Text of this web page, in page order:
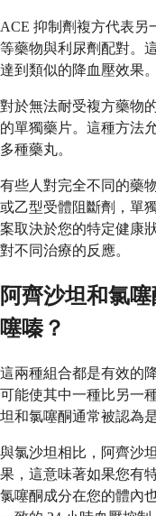
ACE 抑制劑複方代表另
等藥物與利尿劑配對。
達到類似的降血壓效果。
對於無法耐受複方藥物
的單獨藥片。這種方法
多種藥丸。
有些人對完全不同的藥
或乙型受體阻斷劑，單
案取決於您的特定健康
對不同治療的反應。
阿齊沙坦和氯
噻嗪？
這兩種組合都是有效的
可能使其中一種比另一
坦和氯噻酮通常被認為
與氯沙坦相比，阿齊沙
果，這意味著如果您有
氯噻酮成分在您的體內